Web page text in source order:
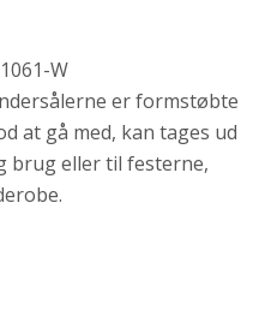
W
er formstøbte
at gå med, kan tages ud
brug eller til festerne,